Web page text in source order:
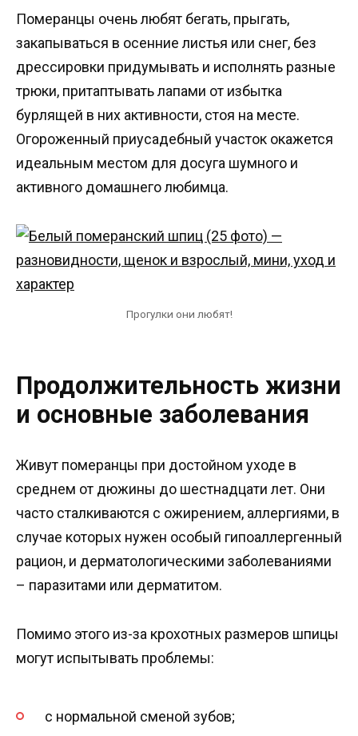
Померанцы очень любят бегать, прыгать,
закапываться в осенние листья или снег, без
дрессировки придумывать и исполнять разные
трюки, притаптывать лапами от избытка
бурлящей в них активности, стоя на месте.
Огороженный приусадебный участок окажется
идеальным местом для досуга шумного и
активного домашнего любимца.
Прогулки они любят!
Продолжительность жизни
и основные заболевания
Живут померанцы при достойном уходе в
среднем от дюжины до шестнадцати лет. Они
часто сталкиваются с ожирением, аллергиями, в
случае которых нужен особый гипоаллергенный
рацион, и дерматологическими заболеваниями
– паразитами или дерматитом.
Помимо этого из-за крохотных размеров шпицы
могут испытывать проблемы:
с нормальной сменой зубов;